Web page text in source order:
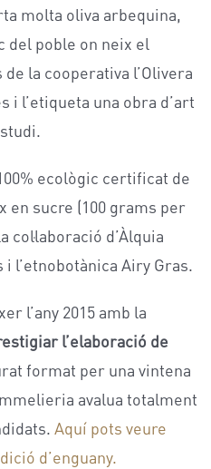
molta oliva arbequina,
poble on neix el
la cooperativa l’Olivera
i l’etiqueta una obra d’art
ecològic certificat de
en sucre (100 grams per
d’Àlquia
l’etnobotànica Airy Gras.
l’any 2015 amb la
l’elaboració de
format per una vintena
avalua totalment
Aquí pots veure
d’enguany.